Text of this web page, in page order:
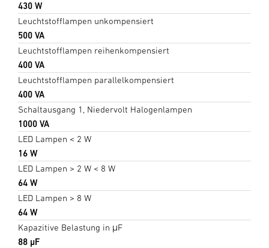
430 W
Leuchtstofflampen unkompensiert
500 VA
Leuchtstofflampen reihenkompensiert
400 VA
Leuchtstofflampen parallelkompensiert
400 VA
Schaltausgang 1, Niedervolt Halogenlampen
1000 VA
LED Lampen < 2 W
16 W
LED Lampen > 2 W < 8 W
64 W
LED Lampen > 8 W
64 W
Kapazitive Belastung in μF
88 µF